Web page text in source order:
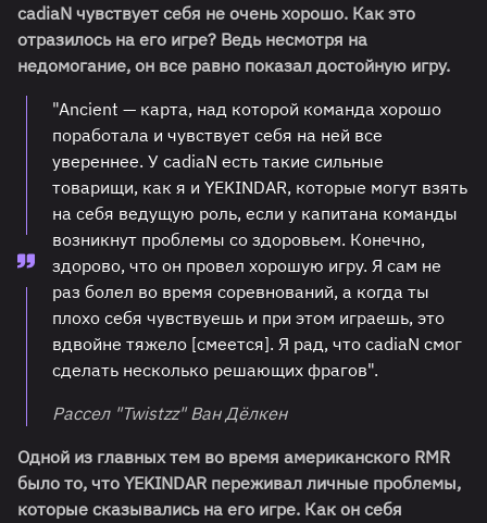
cadiaN чувствует себя не очень хорошо. Как это
отразилось на его игре? Ведь несмотря на
недомогание, он все равно показал достойную игру.
"Ancient — карта, над которой команда хорошо
поработала и чувствует себя на ней все
увереннее. У cadiaN есть такие сильные
товарищи, как я и YEKINDAR, которые могут взять
на себя ведущую роль, если у капитана команды
возникнут проблемы со здоровьем. Конечно,
здорово, что он провел хорошую игру. Я сам не
раз болел во время соревнований, а когда ты
плохо себя чувствуешь и при этом играешь, это
вдвойне тяжело [смеется]. Я рад, что cadiaN смог
сделать несколько решающих фрагов".
Рассел "⁠Twistzz⁠" Ван Дёлкен
Одной из главных тем во время американского RMR
было то, что YEKINDAR переживал личные проблемы,
которые сказывались на его игре. Как он себя